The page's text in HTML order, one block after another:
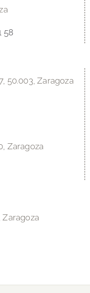
58
50.003, Zaragoza
Zaragoza
Zaragoza